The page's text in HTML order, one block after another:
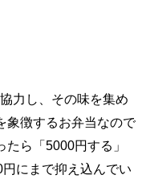
力し、その味を集め
象徴するお弁当なので
ら「5000円する」
にまで抑え込んでい